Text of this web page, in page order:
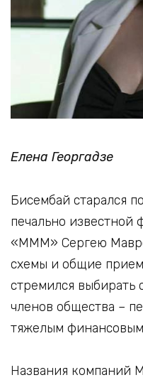
Елена Георгадзе
Бисембай старался
печально
«МММ» Сергею
схемы и общие
стремился
членов общества –
тяжелым
Названия компаний